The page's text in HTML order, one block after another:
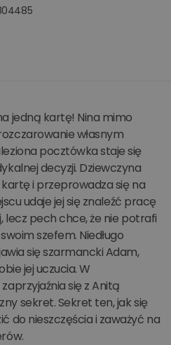
jedną kartę! Nina mimo
własnym
pocztówka staje się
decyzji. Dziewczyna
i przeprowadza się na
udaje jej się znaleźć pracę
pech chce, że nie potrafi
szefem. Niedługo
się szarmancki Adam,
jej uczucia. W
się z Anitą
sekret. Sekret ten, jak się
do nieszczęścia i zaważyć na